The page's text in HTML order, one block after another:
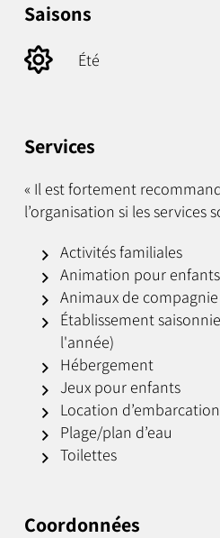
Saisons
Été
Services
« Il est fortement
l’organisation si les services
Activités familiales
Animation pour enfants
Animaux de
Établissement
l'année)
Hébergement
Jeux pour enfants
Location d’embarcation
Plage/plan d’eau
Toilettes
Coordonnées